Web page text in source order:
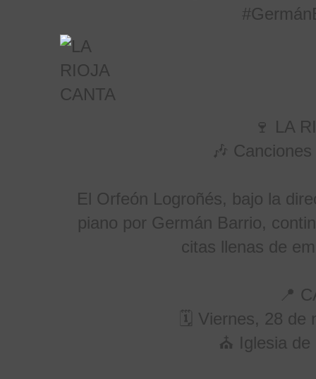
🍷 LA
🎶
El Orfeón Logroñés, bajo la
piano por Germán Barrio,
citas llenas de
📍
🗓 Viernes, 28 de
⛪ Iglesia